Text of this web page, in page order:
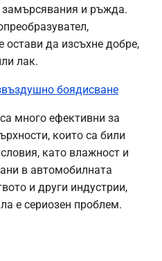
замърсявания и ръжда.
остави да изсъхне добре,
лак.
боядисване
много ефективни за
които са били
като влажност и
в автомобилната
и други индустрии,
е сериозен проблем.